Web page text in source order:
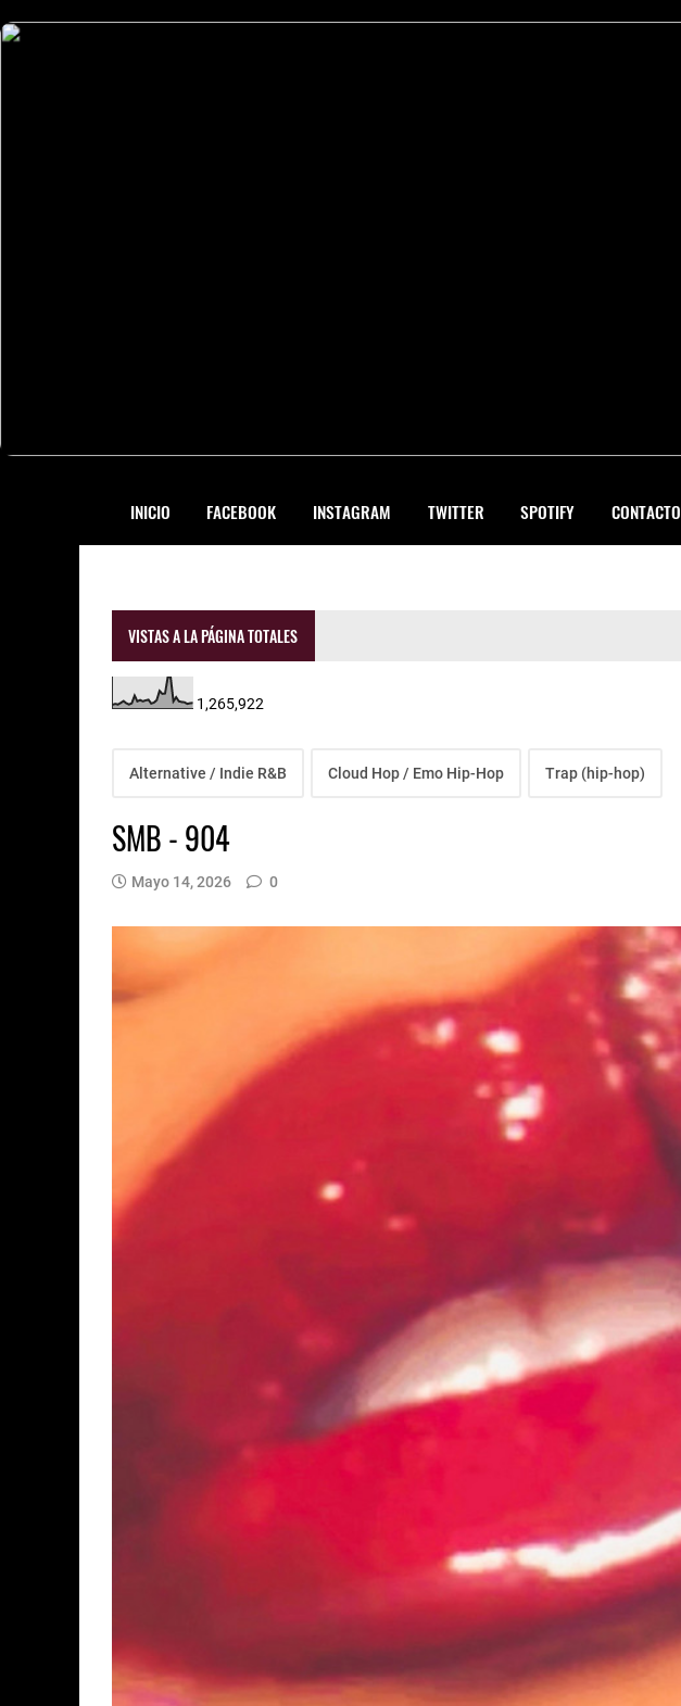
INICIO FACEBOOK INSTAGRAM TWITTER SPOTIFY CONTACTO
VISTAS A LA PÁGINA TOTALES
1,265,922
Alternative / Indie R&B Cloud Hop / Emo Hip-Hop Trap (hip-hop)
SMB - 904
Mayo 14, 2026 0